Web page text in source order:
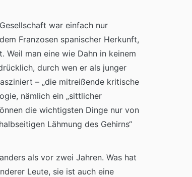
war einfach nur
Franzosen spanischer Herkunft,
Weil man eine wie Dahn in keinem
durch wen er als junger
– „die mitreißende kritische
nämlich ein „sittlicher
die wichtigsten Dinge nur von
Lähmung des Gehirns“
als vor zwei Jahren. Was hat
Leute, sie ist auch eine